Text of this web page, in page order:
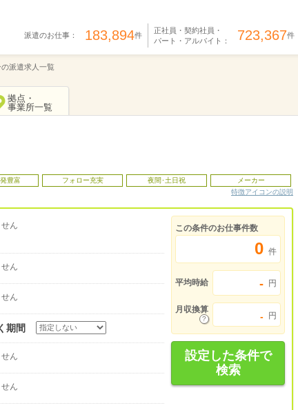
派遣のお仕事： 183,894件
正社員・契約社員・
パート・アルバイト： 723,367件
派遣求人一覧
拠点・
事業所一覧
豊富 フォロー充実 夜間･土日祝
メーカー
特徴アイコンの説明
ん
ん
ん
期間
ん
ん
この条件のお仕事件数
0 件
平均時給 - 円
月収換算
- 円
設定した条件で
検索